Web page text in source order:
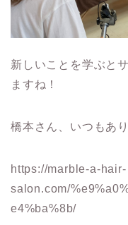
新しいことを学ぶと
ますね！
橋本さん、いつもあ
https://marble-a-hair-
salon.com/
e4%ba%8b/